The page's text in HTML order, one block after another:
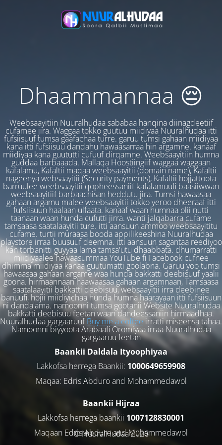
Dhaammannaa 😔
Weebsaayitiin Nuuralhudaa sababaa hanqina diinagdeetiif
cufamee jira. Waggaa tokko guutuu miidiyaa Nuuralhudaa itti
fufsiisuuf tumsa gaafachaa turre. garuu tumsi gahaan miidiyaa
kana itti fufsiisuu dandahu hawaasarraa hin argamne. kanaaf
miidiyaa kana guututti cufuuf dirqamne. Weebsaayitiin humna
guddaa barbaaada. Mallaqa Hoostiingiif waggaa waggaan
kafalamu, Kafaltii maqaa weebsaayitii (domain name), Kafaltii
nageenya websaayitii (Security payments), Kafaltii hojjattoota
barruulee weebsaayitii qopheessaniif kafalamuufi baasiiwwan
weebsaayitiif barbaachisan heddutu jira. Tumsi hawaasaa
gahaan argamu malee weebsaayitii tokko yeroo dheeraaf itti
fufsiisuun haalaan ulfaata. kanaaf waan humnaa olii nutti
taanaan waan hunda cufutti jirra. wanti jalqabarra cufame
tamsaasa saatalaayitii ture. itti aansuun ammoo weebsaayititu
cufame. turtii muraasa booda appilikeeshina Nuuralhudaa
playstore irraa buusuuf deemna. itti aansuun sagantaa reediyoo
kan torbanitti guyyaa lama tamsa'utu dhaabbata. dhumarratti
miidiyaalee hawaasummaa YouTube fi Facebook cufnee
dhimma miidiyaa kanaa guutumatti goolabna. Garuu yoo tumsi
hawaasaa gahaan argame waa hunda bakkatti deebisuuf yaalii
goona. hirmaannaan haawaasaa gahaan argamnaan, Tamsaasa
saatalaayitii bakkatti deebisuu, websaayitii irra deebinee
banuufi, hojii miidiyichaa hunda humna haarayaan itti fufsiisuun
ni danda'ama. namoonni tumsa gootanii Website Nuuralhudaa
bakkatti deebisuu feetan waan dandeessaniin hirmaadhaa.
Nuuralhudaa gargaaruufBuy me a coffeeirratti miseensa tahaa.
Namoonni biyyoota Arabaafi Oromiyaa irraa Nuuralhudaa
gargaaruu feetan
Baankii Daldala Ityoophiyaa
Lakkofsa herrega Baankii: 1000649659908
Maqaa: Edris Abduro and Mohammedawol
Baankii Hijraa
Lakkofsa herrega baankii 1007128830001
Maqaan Edris Abduro and Muhammedawol
© NuuralHudaa 2026